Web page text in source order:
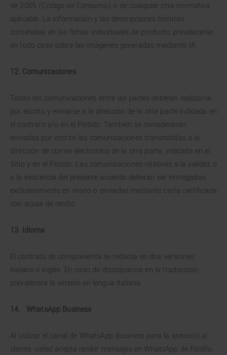
de 2005 (Código de Consumo) o de cualquier otra normativa
aplicable. La información y las descripciones técnicas
contenidas en las fichas individuales de producto prevalecerán
en todo caso sobre las imágenes generadas mediante IA.
12. Comunicaciones
Todas las comunicaciones entre las partes deberán realizarse
por escrito y enviarse a la dirección de la otra parte indicada en
el contrato y/o en el Pedido. También se considerarán
enviadas por escrito las comunicaciones transmitidas a la
dirección de correo electrónico de la otra parte, indicada en el
Sitio y en el Pedido. Las comunicaciones relativas a la validez o
a la existencia del presente acuerdo deberán ser entregadas
exclusivamente en mano o enviadas mediante carta certificada
con acuse de recibo.
13. Idioma
El contrato de compraventa se redacta en dos versiones:
italiano e inglés. En caso de discrepancia en la traducción,
prevalecerá la versión en lengua italiana.
14. WhatsApp Business
Al utilizar el canal de WhatsApp Business para la atención al
cliente, usted acepta recibir mensajes en WhatsApp de FiloBlu